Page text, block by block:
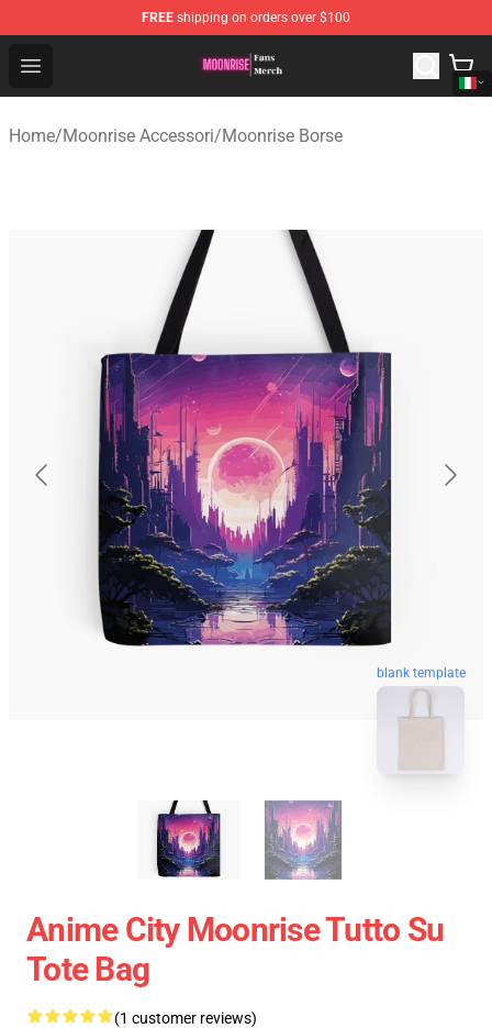
FREE shipping on orders over $100
Open menu
Moonrise Store - Official Moonrise Merchandise Shop
Home/Moonrise Accessori/Moonrise Borse
blank template
Anime City Moonrise Tutto Su
Tote Bag
(1 customer reviews)